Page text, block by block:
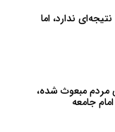
ندارد، اما
مبعوث شده،
جامعه